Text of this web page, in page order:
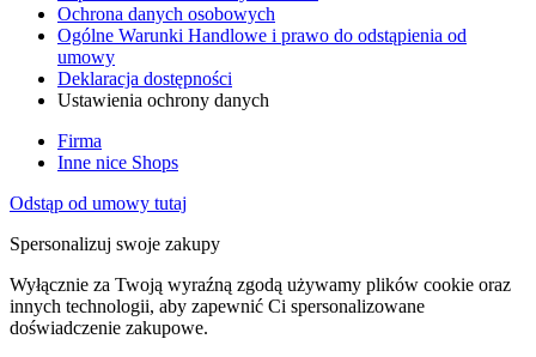
Ochrona danych osobowych
Ogólne Warunki Handlowe i prawo do odstąpienia od
umowy
Deklaracja dostępności
Ustawienia ochrony danych
Firma
Inne nice Shops
Odstąp od umowy tutaj
Spersonalizuj swoje zakupy
Wyłącznie za Twoją wyraźną zgodą używamy plików cookie oraz
innych technologii, aby zapewnić Ci spersonalizowane
doświadczenie zakupowe.